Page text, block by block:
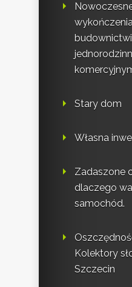
Stary dom
Własna
Zadaszone
dlaczego
samochód.
Kolektory
Szczecin